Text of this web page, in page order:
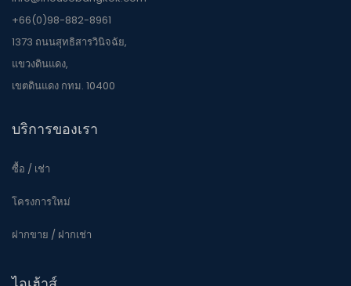
+66(0)98-882-8961
1373 ถนนสุทธิสารวินิจฉัย,
แขวงดินแดง,
เขตดินแดง กทม. 10400
บริการของเรา
ซื้อ / เช่า
โครงการใหม่
ฝากขาย / ฝากเช่า